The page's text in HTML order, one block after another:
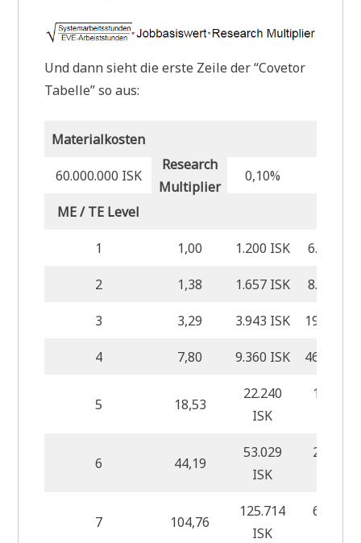
Und dann sieht die erste Zeile der “Covetor
Tabelle” so aus:
Materialkosten
Research
Multiplier
60.000.000 ISK 0,10%
ME / TE Level
1 1,00 1.200 ISK 6.000
2 1,38 1.657 ISK 8.286
3 3,29 3.943 ISK 19.714
4 7,80 9.360 ISK 46.800
5 18,53
22.240
ISK
111.200
6 44,19
53.029
ISK
265.143
7 104,76
125.714
ISK
628.571